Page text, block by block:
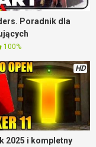
Poradnik dla
100%
HD
2025 i kompletny